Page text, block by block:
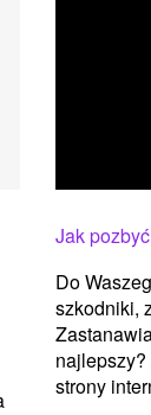
Jak
Do
szkodniki,
strony